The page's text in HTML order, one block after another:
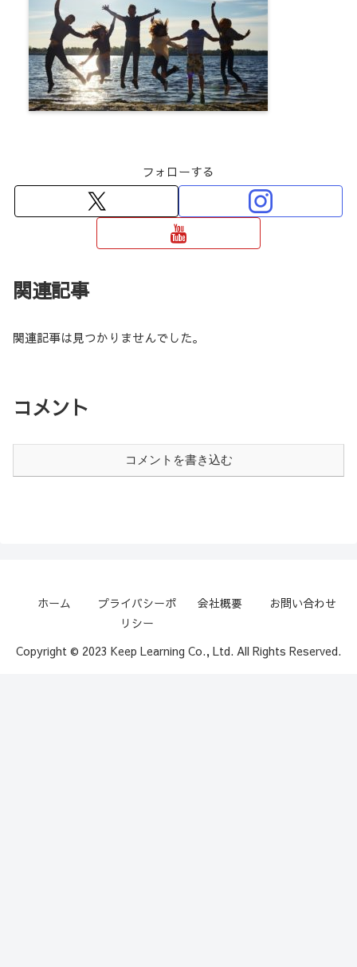
フォローする
関連記事
関連記事は見つかりませんでした。
コメント
コメントを書き込む
ホーム
プライバシーポ
リシー
会社概要 お問い合わせ
Copyright © 2023 Keep Learning Co., Ltd. All Rights Reserved.